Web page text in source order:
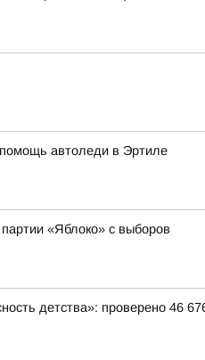
автоледи в Эртиле
«Яблоко» с выборов
детства»: проверено 46